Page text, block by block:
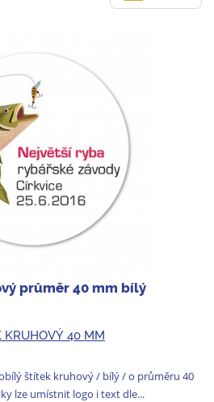
průměr 40 mm bílý
KRUHOVÝ 40 MM
štítek kruhový / bílý / o průměru 40
lze umístnit logo i text dle...